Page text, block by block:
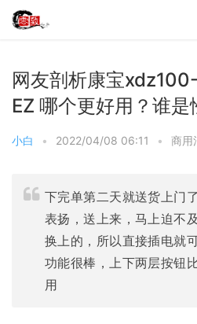
网友剖析康宝
EZ 哪个更好用？谁是
小白 • 2022/04/08 06:11 • 商用
下完单第二天就送货上门
表扬，送上来，马上迫不
换上的，所以直接插电就
功能很棒，上下两层按钮
用